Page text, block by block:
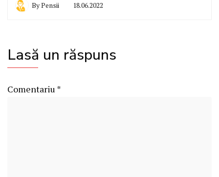
ByPensii 18.06.2022
Lasă un răspuns
Comentariu *